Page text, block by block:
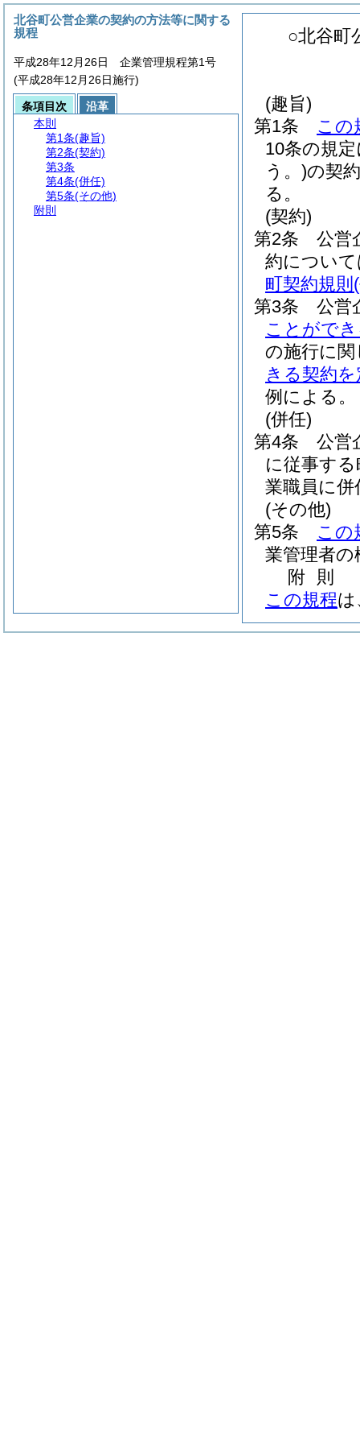
○北谷町
(趣旨)
第1条
この
10条の規
う。)の契
る。
(契約)
第2条
公営
約につい
町契約規則
第3条
公営
ことがで
の施行に
きる契約
例による。
(併任)
第4条
公営
に従事す
業職員に
(その他)
第5条
この
業管理者
附 則
この規程は
北谷町公営企業の契約の方法等に関する
規程
平成28年12月26日 企業管理規程第1号
(平成28年12月26日施行)
条項目次
沿革
本則
第1条(趣旨)
第2条(契約)
第3条
第4条(併任)
第5条(その他)
附則